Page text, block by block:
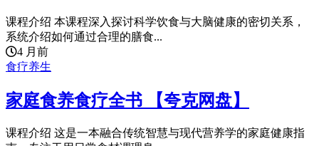
课程介绍 本课程深入探讨科学饮食与大脑健康的密切关系，
系统介绍如何通过合理的膳食...
4 月前
食疗养生
家庭食养食疗全书 【夸克网盘】
课程介绍 这是一本融合传统智慧与现代营养学的家庭健康指